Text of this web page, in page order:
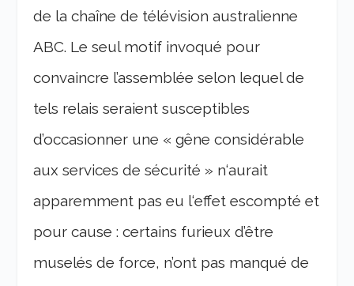
de la chaîne de télévision australienne
ABC. Le seul motif invoqué pour
convaincre l’assemblée selon lequel de
tels relais seraient susceptibles
d’occasionner une « gêne considérable
aux services de sécurité » n‘aurait
apparemment pas eu l‘effet escompté et
pour cause : certains furieux d’être
muselés de force, n’ont pas manqué de